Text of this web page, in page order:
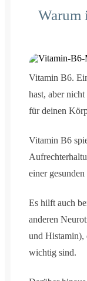
Warum
Vitamin B6.
hast, aber
für deinen
Vitamin B6
einer
Es hilft auch
anderen
und Histamin),
wichtig sind.